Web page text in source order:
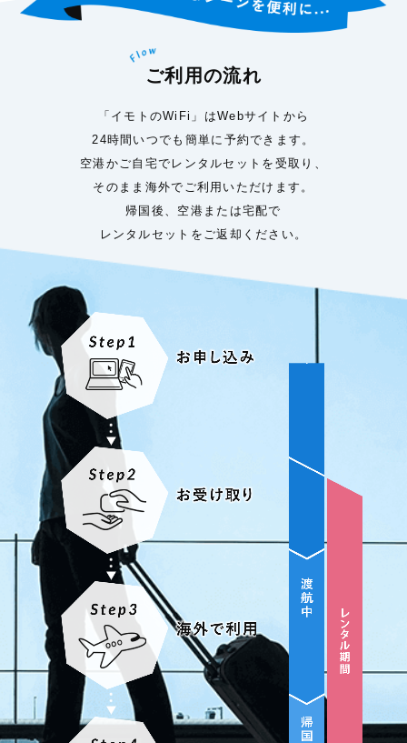
ご利用の流れ
「イモトのWiFi」はWebサイトから
24時間いつでも簡単に予約できます。
空港かご自宅でレンタルセットを受取り、
そのまま海外でご利用いただけます。
帰国後、空港または宅配で
レンタルセットをご返却ください。